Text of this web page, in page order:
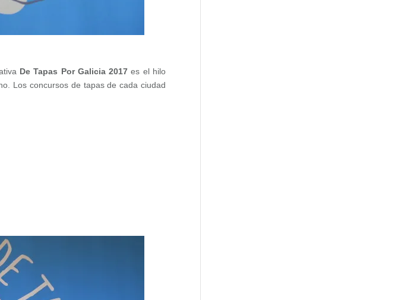
De Tapas Por Galicia 2017es el hilo
Los concursos de tapas de cada ciudad